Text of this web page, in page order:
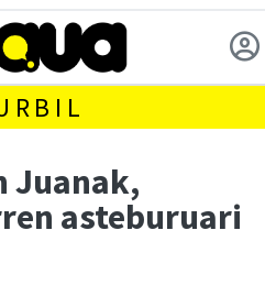
Juanak,
asteburuari